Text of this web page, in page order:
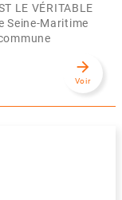
LE VÉRITABLE
Seine-Maritime
arrow_forward
Voir